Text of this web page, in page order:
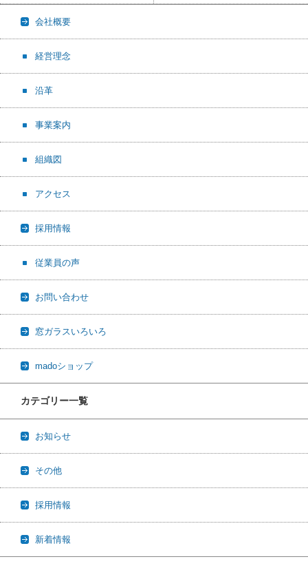
会社概要
経営理念
沿革
事業案内
組織図
アクセス
採用情報
従業員の声
お問い合わせ
窓ガラスいろいろ
madoショップ
カテゴリー一覧
お知らせ
その他
採用情報
新着情報